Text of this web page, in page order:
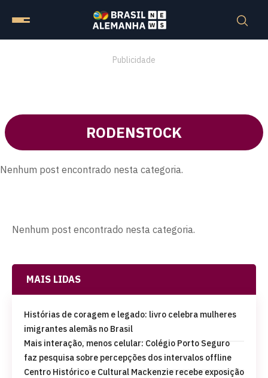
Publicidade
RODENSTOCK
Nenhum post encontrado nesta categoria.
Nenhum post encontrado nesta categoria.
MAIS LIDAS
Histórias de coragem e legado: livro celebra mulheres
imigrantes alemãs no Brasil
Mais interação, menos celular: Colégio Porto Seguro
faz pesquisa sobre percepções dos intervalos offline
Centro Histórico e Cultural Mackenzie recebe exposição